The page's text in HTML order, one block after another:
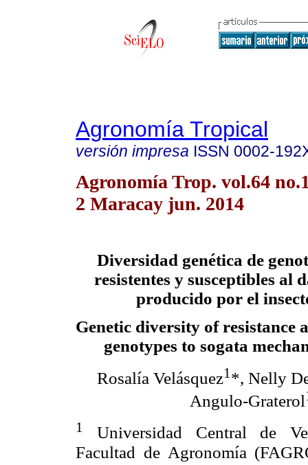
Agronomía Tropical
versión impresa ISSN 0002-
Agronomía Trop. vol.64
2 Maracay jun. 2014
Diversidad genética de
resistentes y susceptibles al
producido por el
Genetic diversity of resistance
genotypes to sogata
Rosalía Velásquez1 *, Nelly
Angulo-Graterol
1
Universidad Central de
Facultad de Agronomía